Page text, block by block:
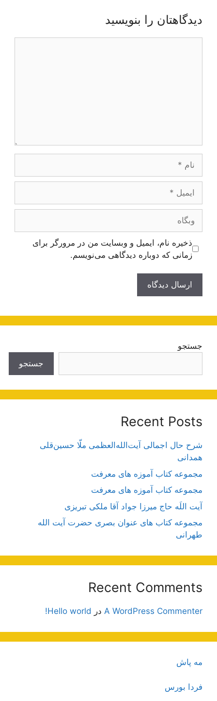
دیدگاهتان را بنویسید
وبگاه
ذخیره نام، ایمیل و وبسایت من در مرورگر برای
زمانی که دوباره دیدگاهی می‌نویسم.
جستجو
جستجو
Recent Posts
شرح حال اجمالی آیت‌الله‌العظمی ملّا حسین‌قلی
همدانی
مجموعه کتاب آموزه های معرفت
مجموعه کتاب آموزه های معرفت
آیت اللَه حاج میرزا جواد آقا ملکی تبریزی
مجموعه کتاب های عنوان بصری حضرت آیت الله
طهرانی
Recent Comments
A WordPress Commenter در Hello world!
مه پاش
فردا بورس